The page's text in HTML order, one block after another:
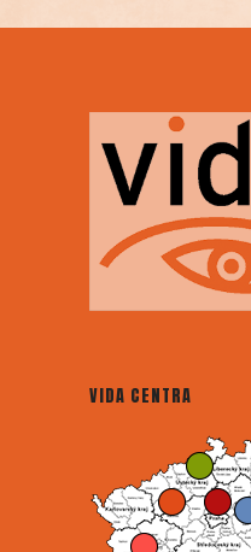
VIDA CENTRA